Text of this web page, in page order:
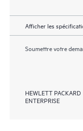
Afficher les
Soumettre votre
HEWLETT PACKARD
ENTERPRISE